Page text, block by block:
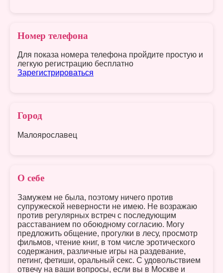
Номер телефона
Для показа номера телефона пройдите простую и
легкую регистрацию бесплатно
Зарегистрироваться
Город
Малоярославец
О себе
Замужем не была, поэтому ничего против
супружеской неверности не имею. Не возражаю
против регулярных встреч с последующим
расставанием по обоюдному согласию. Могу
предложить общение, прогулки в лесу, просмотр
фильмов, чтение книг, в том числе эротического
содержания, различные игры на раздевание,
петинг, фетиши, оральный секс. С удовольствием
отвечу на ваши вопросы, если вы в Москве и